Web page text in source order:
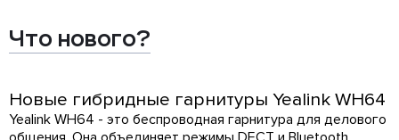
Что нового?
Новые гибридные гарнитуры Yealink WH64
Yealink WH64 - это беспроводная гарнитура для делового